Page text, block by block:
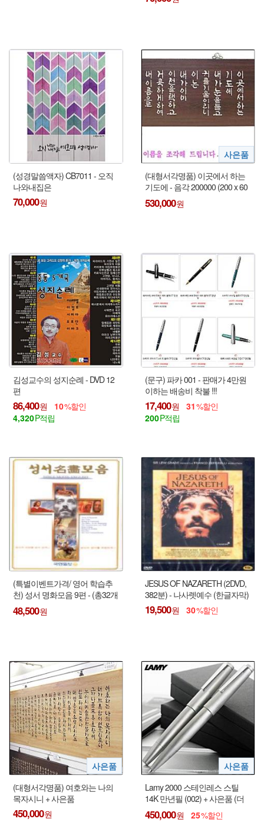
(성경말씀액자) CB7011 - 오직
나와내집은
70,000
(대형서각명품) 이곳에서 하는
기도에 - 음각 200000 (200 x 60
x 1.5cm) + 사은품
530,000
김성교수의 성지순례 - DVD 12
편
86,400
10
4,320
(문구) 파카 001 - 판매가 4만원
이하는 배송비 착불 !!!
17,400
31
200
(특별이벤트가격/ 영어 학습추
천) 성서 명화모음 9편 - (총32개
V-CD) : 영어학습용 V-CD !!!
48,500
JESUS OF NAZARETH (2DVD,
382분) - 나사렛예수 (한글자막)
19,500 30
(대형서각명품) 여호와는 나의
목자시니 + 사은품
450,000
Lamy 2000 스테인레스 스틸
14K 만년필 (002) + 사은품 (더
바이블 1DVD:정가25,000원)
450,000
25